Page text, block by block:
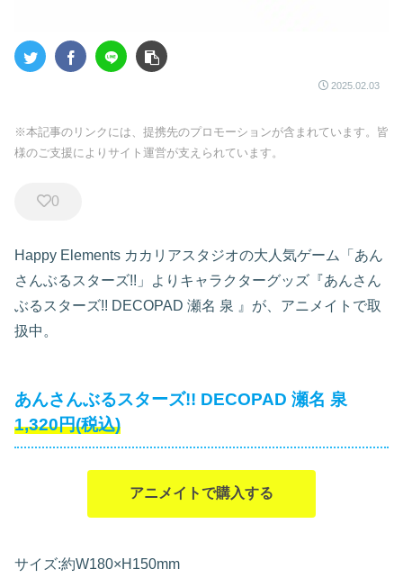
2025.02.03
※本記事のリンクには、提携先のプロモーションが含まれています。皆
様のご支援によりサイト運営が支えられています。
0
Happy Elements カカリアスタジオの大人気ゲーム「あん
さんぶるスターズ!!」よりキャラクターグッズ『あんさん
ぶるスターズ!! DECOPAD 瀬名 泉 』が、アニメイトで取
扱中。
あんさんぶるスターズ!! DECOPAD 瀬名 泉
1,320円(税込)
アニメイトで購入する
サイズ:約W180×H150mm